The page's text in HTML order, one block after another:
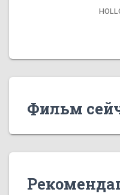
Фильм